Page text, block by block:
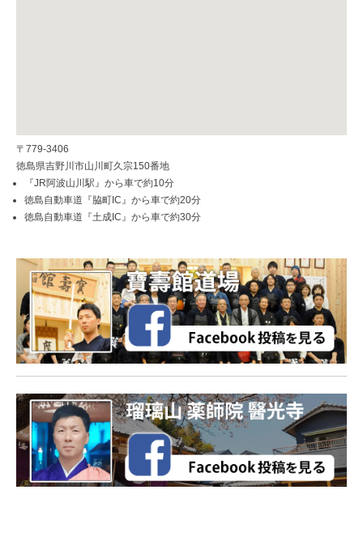
〒779-3406
徳島県吉野川市山川町久宗150番地
『JR阿波山川駅』から車で約10分
徳島自動車道『脇町IC』から車で約20分
徳島自動車道『土成IC』から車で約30分